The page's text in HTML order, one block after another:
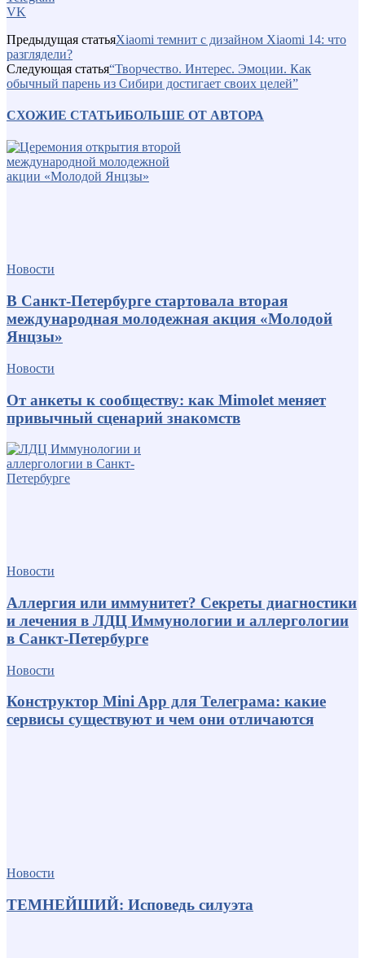
VK
Предыдущая статьяXiaomi темнит с дизайном Xiaomi 14: что
разглядели?
Следующая статья“Творчество. Интерес. Эмоции. Как
обычный парень из Сибири достигает своих целей”
СХОЖИЕ СТАТЬИБОЛЬШЕ ОТ АВТОРА
Новости
В Санкт-Петербурге стартовала вторая
международная молодежная акция «Молодой
Янцзы»
Новости
От анкеты к сообществу: как Mimolet меняет
привычный сценарий знакомств
Новости
Аллергия или иммунитет? Секреты диагностики
и лечения в ЛДЦ Иммунологии и аллергологии
в Санкт-Петербурге
Новости
Конструктор Mini App для Телеграма: какие
сервисы существуют и чем они отличаются
Новости
ТЕМНЕЙШИЙ: Исповедь силуэта